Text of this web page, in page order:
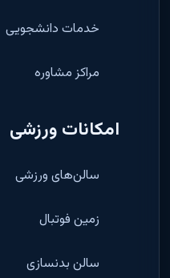
خدمات دانشجویی
مراکز مشاوره
امکانات ورزشی
سالن‌های ورزشی
زمین فوتبال
سالن بدنسازی